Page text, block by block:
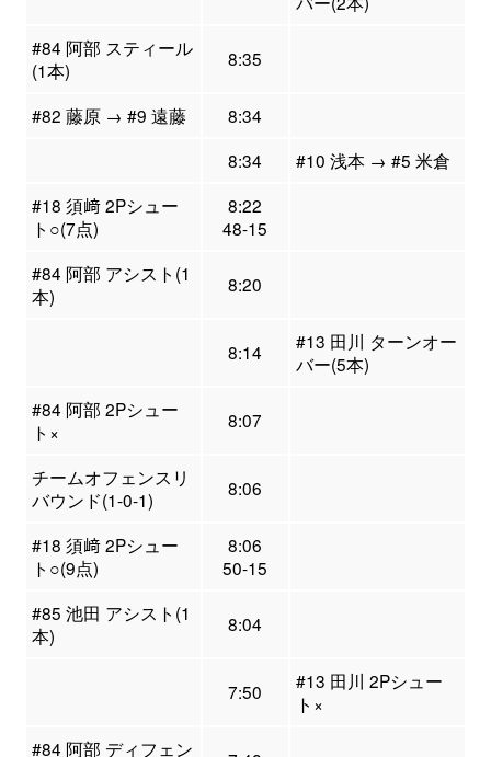
#84 阿部 スティール
(1本)
8:35
#82 藤原 → #9 遠藤
8:34
8:34
#10 浅本 → #5 米倉
#18 須﨑 2Pシュー
ト○(7点)
8:22
48-15
#84 阿部 アシスト(1
本)
8:20
8:14
#13 田川 ターンオー
バー(5本)
#84 阿部 2Pシュー
ト×
8:07
チームオフェンスリ
バウンド(1-0-1)
8:06
#18 須﨑 2Pシュー
ト○(9点)
8:06
50-15
#85 池田 アシスト(1
本)
8:04
7:50
#13 田川 2Pシュー
ト×
#84 阿部 ディフェン